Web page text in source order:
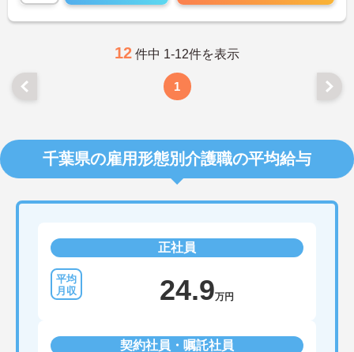
12 件中 1-12件を表示
1
千葉県の雇用形態別介護職の平均給与
正社員
24.9万円
契約社員・嘱託社員